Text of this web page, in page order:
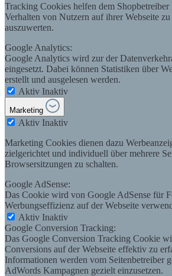
Tracking Cookies helfen dem
Verhalten von Nutzern auf ihrer Webseite zu
auszuwerten.
Google Analytics:
Google Analytics wird zur der
eingesetzt. Dabei können Statistiken über
erstellt und ausgelesen werden.
Aktiv Inaktiv
Marketing
Aktiv Inaktiv
Marketing Cookies dienen dazu
zielgerichtet und individuell über mehrere
Browsersitzungen zu schalten.
Google AdSense:
Das Cookie wird von Google AdSense für
Werbungseffizienz auf der Webseite
Aktiv Inaktiv
Google Conversion Tracking:
Das Google Conversion Tracking Cookie
Conversions auf der Webseite effektiv zu
Informationen werden vom Seitenbetreiber
AdWords Kampagnen gezielt einzusetzen.